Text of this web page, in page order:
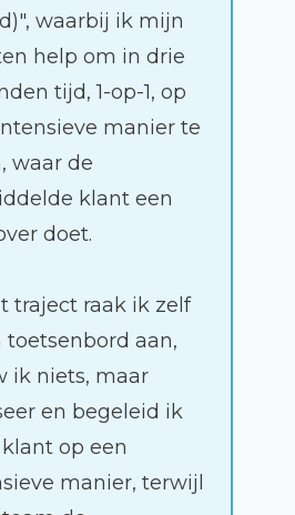
waarbij ik mijn
help om in drie
tijd, 1-op-1, op
manier te
waar de
klant een
doet.
traject raak ik zelf
toetsenbord aan,
ik niets, maar
en begeleid ik
op een
manier, terwijl